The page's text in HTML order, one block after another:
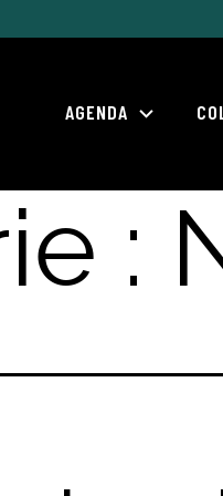
AGENDA
menu
: